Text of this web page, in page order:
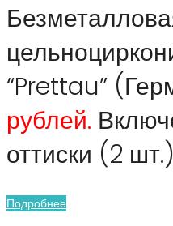
“Prettau”
рублей.
оттиски (2
Подробнее